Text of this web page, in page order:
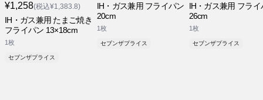
¥1,258(税込¥1,383.8)
IH・ガス兼用 たまご焼き
フライパン 13×18cm
1枚
セブンザプライス
IH・ガス兼用 フライパン
20cm
1枚
セブンザプライス
IH・ガス兼用 フライ
26cm
1枚
セブンザプライス